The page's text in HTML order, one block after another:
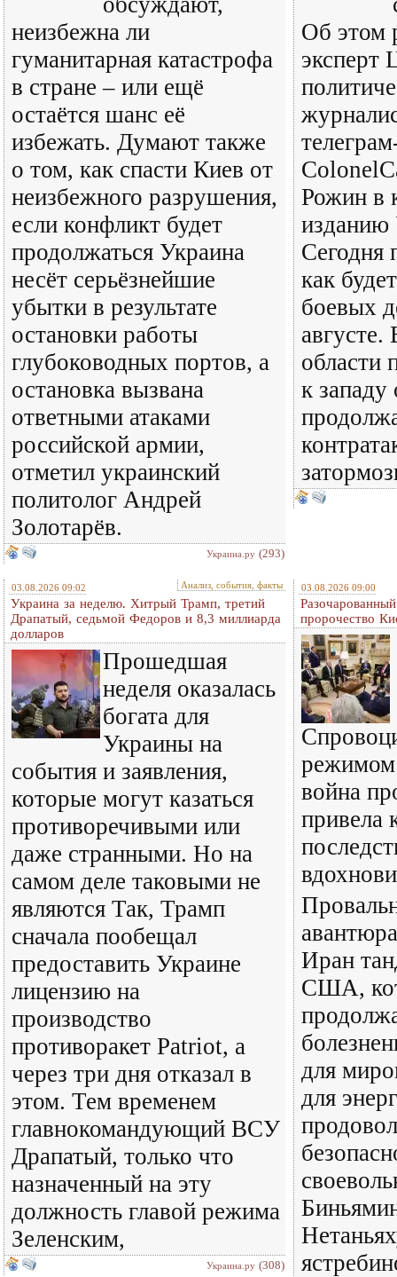
неизбежна ли
гуманитарная катастрофа
в стране – или ещё
остаётся шанс её
избежать. Думают также
о том, как спасти Киев от
неизбежного разрушения,
если конфликт будет
продолжаться Украина
несёт серьёзнейшие
убытки в результате
остановки работы
глубоководных портов, а
остановка вызвана
ответными атаками
российской армии,
отметил украинский
политолог Андрей
Золотарёв.
Украина.ру (293)
Об этом
эксперт
Рожин в
изданию
Сегодня
как
боевых
области
к
03.08.2026 09:02 Анализ, события, факты
Украина за неделю. Хитрый Трамп, третий
Драпатый, седьмой Федоров и 8,3 миллиарда
долларов
Прошедшая
неделя оказалась
богата для
Украины на
события и заявления,
которые могут казаться
противоречивыми или
даже странными. Но на
самом деле таковыми не
являются Так, Трамп
сначала пообещал
предоставить Украине
лицензию на
производство
противоракет Patriot, а
через три дня отказал в
этом. Тем временем
главнокомандующий ВСУ
Драпатый, только что
назначенный на эту
должность главой режима
Зеленским,
Украина.ру (308)
03.08.2026 09:00
пророчество
режимом
война
привела
Иран
США,
для
для